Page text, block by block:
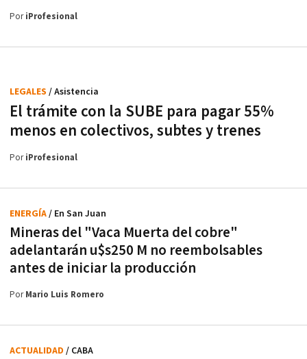
PoriProfesional
El trámite con la SUBE para pagar 55%
menos en colectivos, subtes y trenes
LEGALES / Asistencia
PoriProfesional
Mineras del "Vaca Muerta del cobre"
adelantarán u$s250 M no reembolsables
antes de iniciar la producción
ENERGÍA/ En San Juan
PorMario Luis Romero
ACTUALIDAD / CABA